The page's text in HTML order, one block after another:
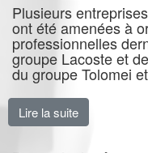
Plusieurs
ont été amenées à
professionnelles
groupe Lacoste et
du groupe Tolomei
Lire la suite